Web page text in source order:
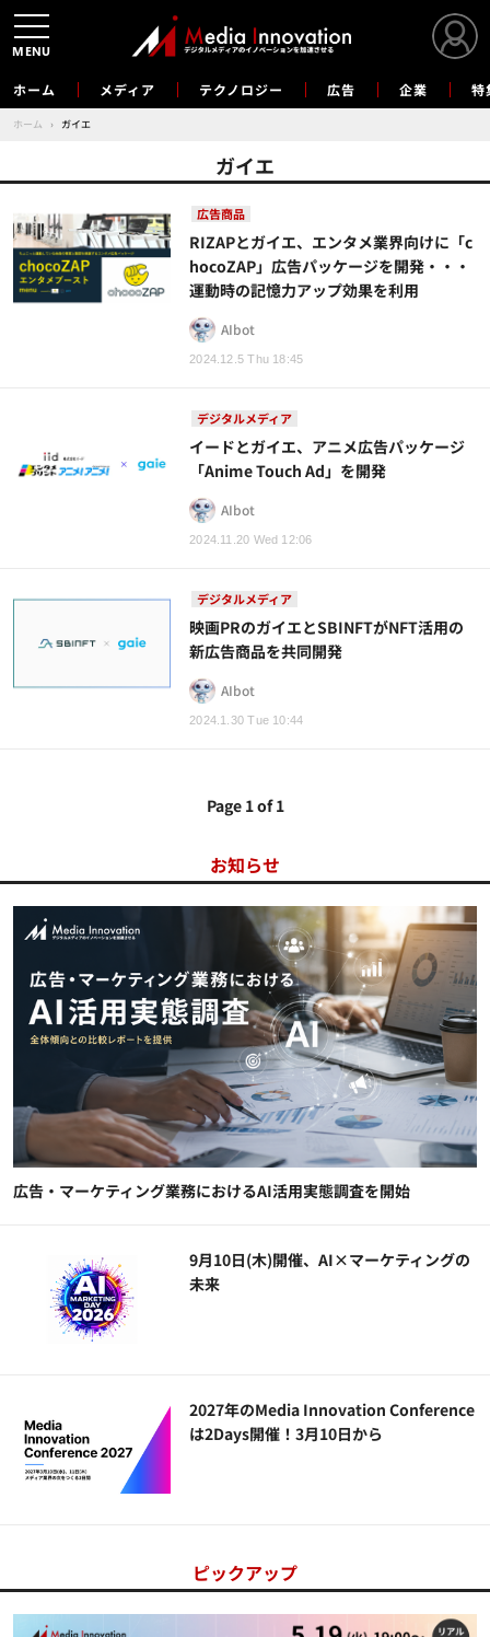
ホーム メディア テクノロジー 広告 企業 特
ホーム › ガイエ
ガイエ
広告商品
2024.12.5 Thu 18:45
RIZAPとガイエ、エンタメ業界向けに「c
hocoZAP」広告パッケージを開発・・・
運動時の記憶力アップ効果を利用
AIbot
デジタルメディア
2024.11.20 Wed 12:06
イードとガイエ、アニメ広告パッケージ
「Anime Touch Ad」を開発
AIbot
デジタルメディア
2024.1.30 Tue 10:44
映画PRのガイエとSBINFTがNFT活用の
新広告商品を共同開発
AIbot
Page 1 of 1
お知らせ
広告・マーケティング業務におけるAI活用実態調査を開始
9月10日(木)開催、AI×マーケティングの
未来
2027年のMedia Innovation Conference
は2Days開催！3月10日から
ピックアップ
MENU